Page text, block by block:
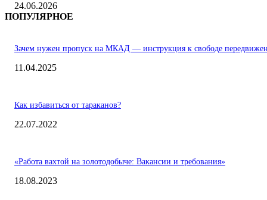
24.06.2026
ПОПУЛЯРНОЕ
Зачем нужен пропуск на МКАД — инструкция к свободе
11.04.2025
Как избавиться от тараканов?
22.07.2022
«Работа вахтой на золотодобыче: Вакансии и требования»
18.08.2023